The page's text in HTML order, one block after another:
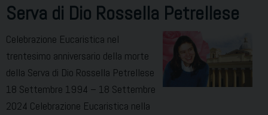
Serva di Dio Rossella Petrellese
Celebrazione Eucaristica nel
trentesimo anniversario della morte
della Serva di Dio Rossella Petrellese
18 Settembre 1994 – 18 Settembre
2024 Celebrazione Eucaristica nella